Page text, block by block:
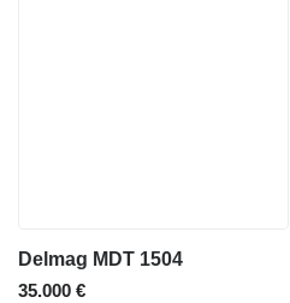
Delmag MDT 1504
35.000 €